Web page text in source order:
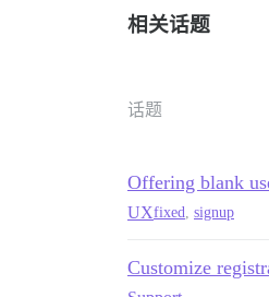
相关话题
话题
Offering blank
UXfixed, signup
Customize